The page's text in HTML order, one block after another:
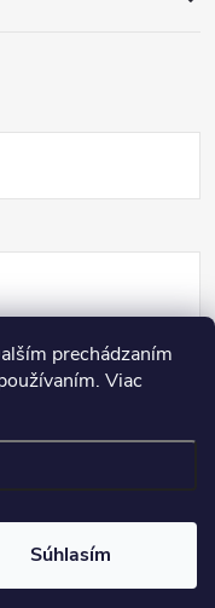
prechádzaním
Viac
Súhlasím
vyhradené.